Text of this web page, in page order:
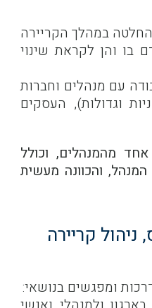
החלטה במהלך הקריירה
בו והן לקראת שינוי
עם מנהלים וחברות
וגדולות), העסקים
מהמנהלים, וכולל
והכוונה מעשית
קריירה
ומפגשים בנושאי: